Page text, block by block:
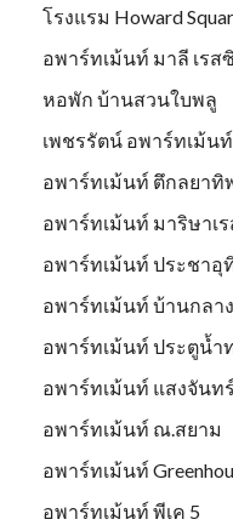
โรงแรม Howard
อพาร์ทเม้นท์ มาลี เรส
หอพัก บ้านสวนใบพลู
เพชรรัตน์ อพาร์ทเม้นท์
อพาร์ทเม้นท์ ตึกลยาทิ
อพาร์ทเม้นท์ มาริษาเ
อพาร์ทเม้นท์ ประชาอุ
อพาร์ทเม้นท์ บ้านกลา
อพาร์ทเม้นท์ ประตูน้ำ
อพาร์ทเม้นท์ แสงจันท
อพาร์ทเม้นท์ ณ.สยาม
อพาร์ทเม้นท์
อพาร์ทเม้นท์ พีเค 5